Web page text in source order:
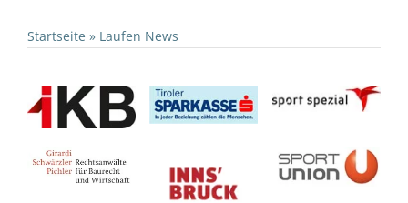
Startseite » Laufen News